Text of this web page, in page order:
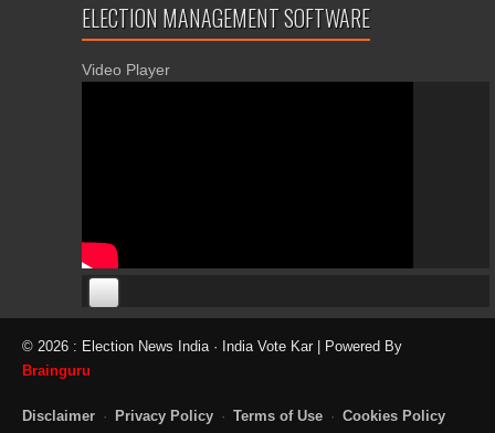
ELECTION MANAGEMENT SOFTWARE
Video Player
00:00
00:00
06:05
© 2026 : Election News India · India Vote Kar | Powered By
Brainguru
Disclaimer · Privacy Policy · Terms of Use · Cookies Policy